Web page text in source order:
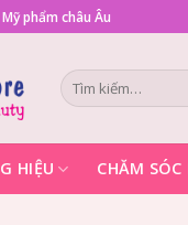
phẩm châu Âu
Tìm
kiếm:
HIỆU CHĂM SÓC